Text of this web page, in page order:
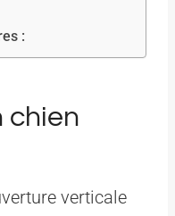
:
chien
verticale